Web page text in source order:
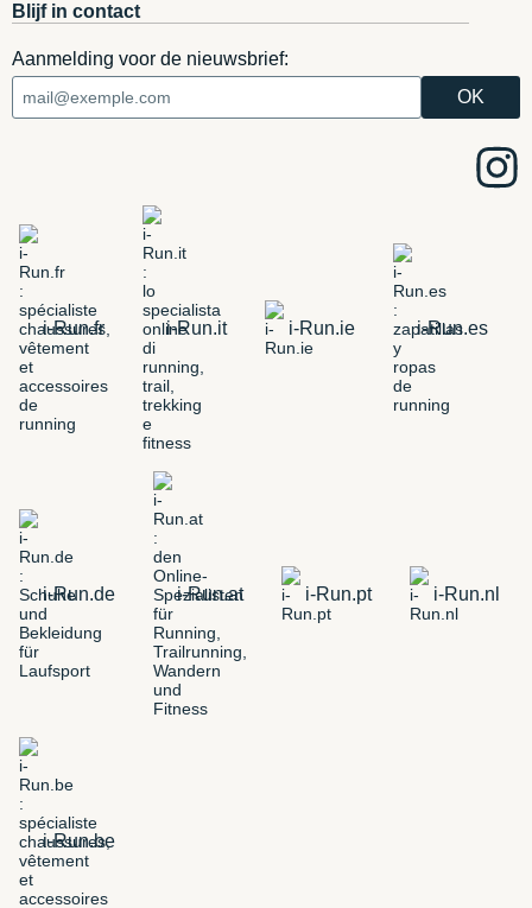
Blijf in contact
Aanmelding voor de nieuwsbrief:
i-Run.fr i-Run.it i-Run.ie i-Run.es
i-Run.de i-Run.at i-Run.pt i-Run.nl
i-Run.be